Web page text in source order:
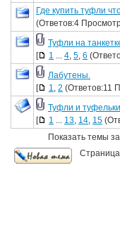
Где купить туфли
(Ответов:4
Туфли на
[
1 ... 4, 5, 6
Лабутены.
[
1, 2 (Ответов:11
Туфли и туфельки
[
1 ... 13, 14, 15
Показать темы
Страница